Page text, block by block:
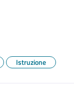
Istruzione